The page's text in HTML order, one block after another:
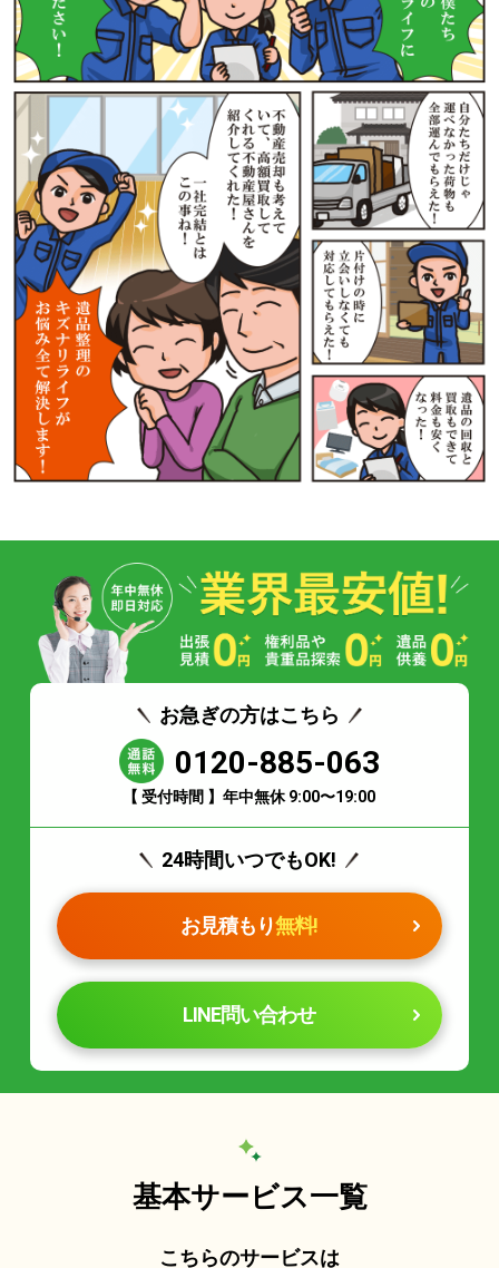
お急ぎの方はこちら
0120-885-063
【 受付時間 】年中無休 9:00〜19:00
24時間いつでもOK!
お見積もり無料!
LINE問い合わせ
基本サービス一覧
こちらのサービスは